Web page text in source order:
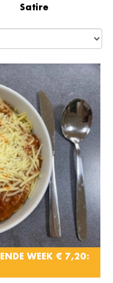
Satire
WEEK € 7,20: